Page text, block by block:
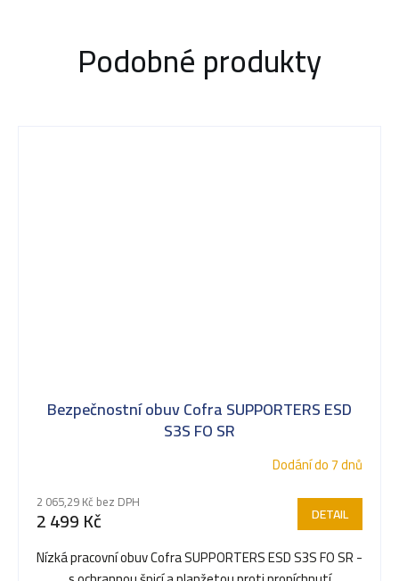
Podobné produkty
Bezpečnostní obuv Cofra SUPPORTERS ESD
S3S FO SR
Dodání do 7 dnů
2 065,29 Kč bez DPH
2 499 Kč DETAIL
Nízká pracovní obuv Cofra SUPPORTERS ESD S3S FO SR -